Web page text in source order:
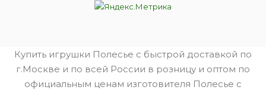
Купить игрушки Полесье с быстрой доставкой по
г.Москве и по всей России в розницу и оптом по
официальным ценам изготовителя Полесье с